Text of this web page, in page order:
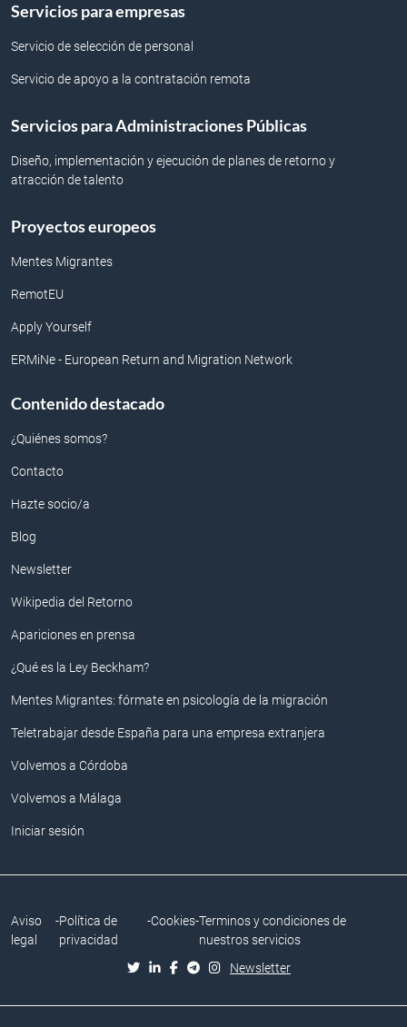
Servicios para empresas
Servicio de selección de personal
Servicio de apoyo a la contratación remota
Servicios para Administraciones Públicas
Diseño, implementación y ejecución de planes de retorno y
atracción de talento
Proyectos europeos
Mentes Migrantes
RemotEU
Apply Yourself
ERMiNe - European Return and Migration Network
Contenido destacado
¿Quiénes somos?
Contacto
Hazte socio/a
Blog
Newsletter
Wikipedia del Retorno
Apariciones en prensa
¿Qué es la Ley Beckham?
Mentes Migrantes: fórmate en psicología de la migración
Teletrabajar desde España para una empresa extranjera
Volvemos a Córdoba
Volvemos a Málaga
Iniciar sesión
Aviso
legal
-Política de
privacidad
-Cookies-Terminos y condiciones de
nuestros servicios
Newsletter